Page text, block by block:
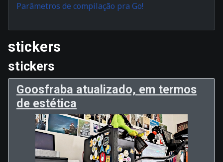
Parâmetros de compilação pra Go!
stickers
stickers
Goosfraba atualizado, em termos
de estética